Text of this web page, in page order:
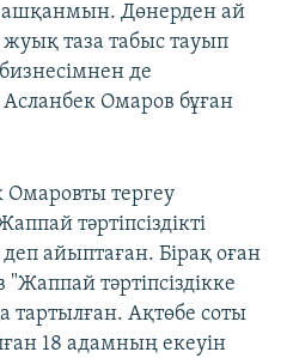
ашқанмын. Дөнерден ай
таза табыс тауып
де
Омаров бұған
Омаровты тергеу
тәртіпсіздікті
айыптаған. Бірақ оған
тәртіпсіздікке
тартылған. Ақтөбе соты
18 адамның екеуін